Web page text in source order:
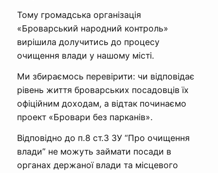
Тому громадська організація
«Броварський народний контроль»
вирішила долучитись до процесу
очищення влади у нашому місті.
Ми збираємось перевірити: чи відповідає
рівень життя броварських посадовців їх
офіційним доходам, а відтак починаємо
проект «Бровари без парканів».
Відповідно до п.8 ст.3 ЗУ “Про очищення
влади” не можуть займати посади в
органах держаної влади та місцевого